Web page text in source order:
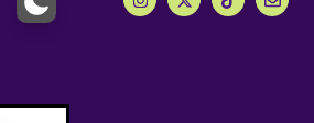
de ferramentas